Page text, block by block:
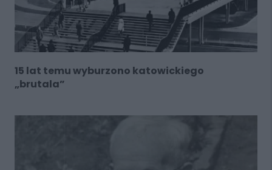
15 lat temu wyburzono katowickiego
„brutala”